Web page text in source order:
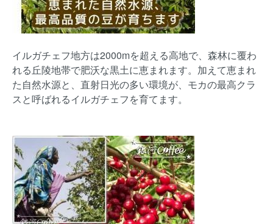
イルガチェフ地方は2000mを超える高地で、森林に覆わ
れる丘陵地帯で肥沃な黒土に恵まれます。加えて恵まれ
た自然水源と、直射日光の多い環境が、モカの最高クラ
スと呼ばれるイルガチェフを育てます。